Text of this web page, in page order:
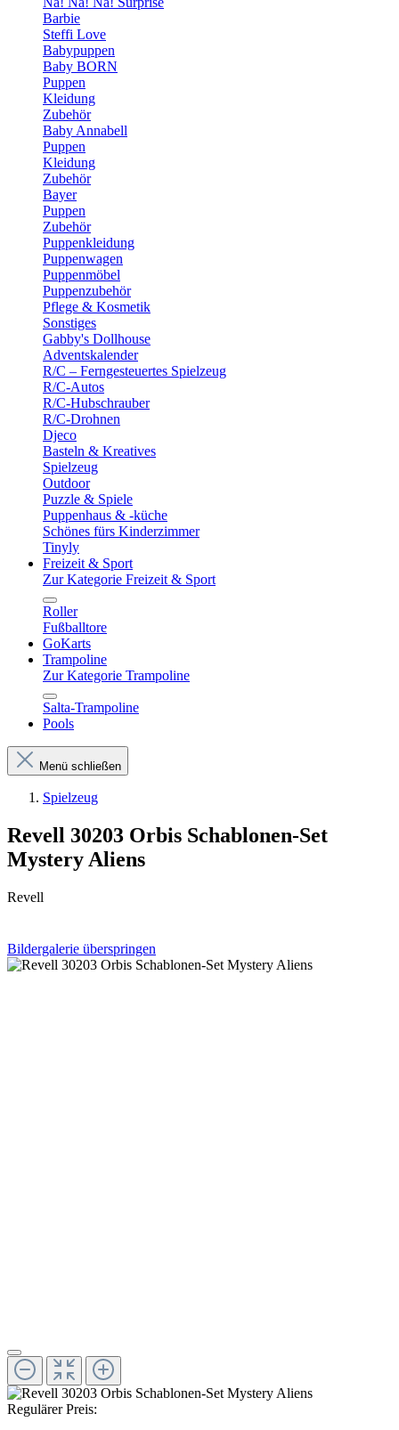
Barbie
Steffi Love
Babypuppen
Baby BORN
Puppen
Kleidung
Zubehör
Baby Annabell
Puppen
Kleidung
Zubehör
Bayer
Puppen
Zubehör
Puppenkleidung
Puppenwagen
Puppenmöbel
Puppenzubehör
Pflege & Kosmetik
Sonstiges
Gabby's Dollhouse
Adventskalender
R/C – Ferngesteuertes Spielzeug
R/C-Autos
R/C-Hubschrauber
R/C-Drohnen
Djeco
Basteln & Kreatives
Spielzeug
Outdoor
Puzzle & Spiele
Puppenhaus & -küche
Schönes fürs Kinderzimmer
Tinyly
Freizeit & Sport
Zur Kategorie Freizeit & Sport
Roller
Fußballtore
GoKarts
Trampoline
Zur Kategorie Trampoline
Salta-Trampoline
Pools
Menü schließen
Spielzeug
Revell 30203 Orbis Schablonen-Set
Mystery Aliens
Revell
Bildergalerie überspringen
Regulärer Preis: